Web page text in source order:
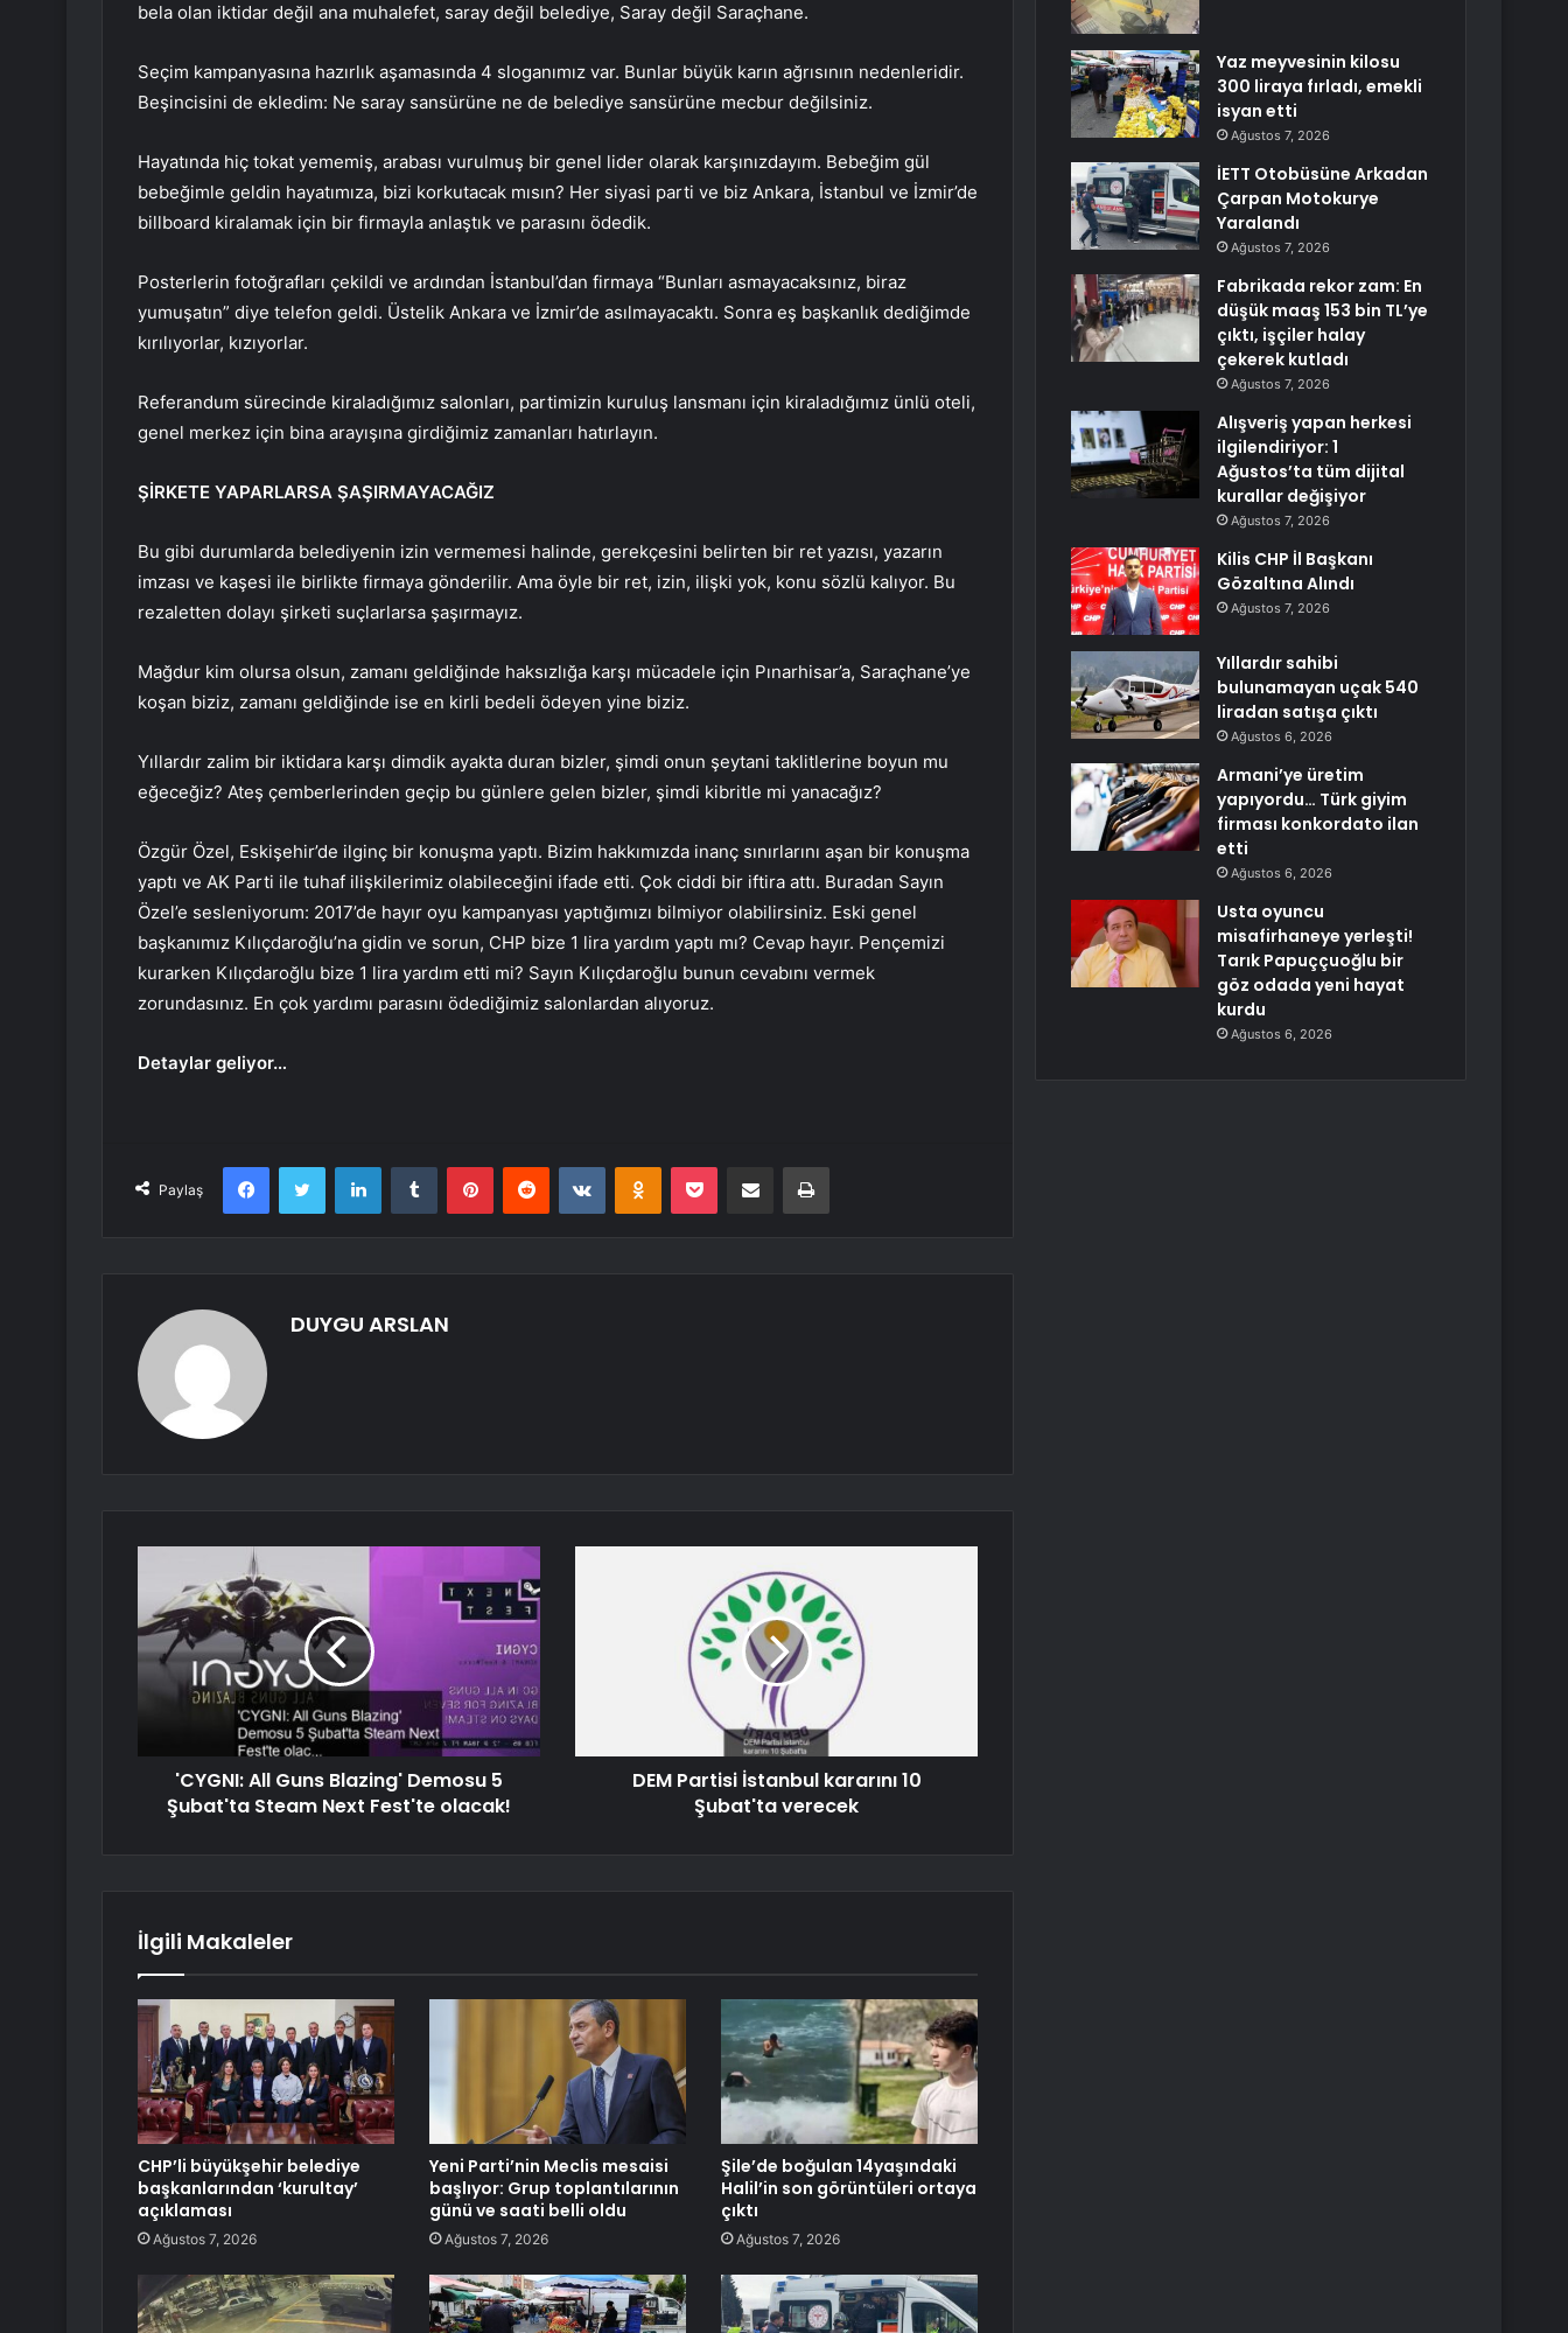
bela olan iktidar değil ana muhalefet, saray değil belediye, Saray değil Saraçhane.
Seçim kampanyasına hazırlık aşamasında 4 sloganımız var. Bunlar büyük karın ağrısının nedenleridir.
Beşincisini de ekledim: Ne saray sansürüne ne de belediye sansürüne mecbur değilsiniz.
Hayatında hiç tokat yememiş, arabası vurulmuş bir genel lider olarak karşınızdayım. Bebeğim gül
bebeğimle geldin hayatımıza, bizi korkutacak mısın? Her siyasi parti ve biz Ankara, İstanbul ve İzmir’de
billboard kiralamak için bir firmayla anlaştık ve parasını ödedik.
Posterlerin fotoğrafları çekildi ve ardından İstanbul’dan firmaya “Bunları asmayacaksınız, biraz
yumuşatın” diye telefon geldi. Üstelik Ankara ve İzmir’de asılmayacaktı. Sonra eş başkanlık dediğimde
kırılıyorlar, kızıyorlar.
Referandum sürecinde kiraladığımız salonları, partimizin kuruluş lansmanı için kiraladığımız ünlü oteli,
genel merkez için bina arayışına girdiğimiz zamanları hatırlayın.
ŞİRKETE YAPARLARSA ŞAŞIRMAYACAĞIZ
Bu gibi durumlarda belediyenin izin vermemesi halinde, gerekçesini belirten bir ret yazısı, yazarın
imzası ve kaşesi ile birlikte firmaya gönderilir. Ama öyle bir ret, izin, ilişki yok, konu sözlü kalıyor. Bu
rezaletten dolayı şirketi suçlarlarsa şaşırmayız.
Mağdur kim olursa olsun, zamanı geldiğinde haksızlığa karşı mücadele için Pınarhisar’a, Saraçhane’ye
koşan biziz, zamanı geldiğinde ise en kirli bedeli ödeyen yine biziz.
Yıllardır zalim bir iktidara karşı dimdik ayakta duran bizler, şimdi onun şeytani taklitlerine boyun mu
eğeceğiz? Ateş çemberlerinden geçip bu günlere gelen bizler, şimdi kibritle mi yanacağız?
Özgür Özel, Eskişehir’de ilginç bir konuşma yaptı. Bizim hakkımızda inanç sınırlarını aşan bir konuşma
yaptı ve AK Parti ile tuhaf ilişkilerimiz olabileceğini ifade etti. Çok ciddi bir iftira attı. Buradan Sayın
Özel’e sesleniyorum: 2017’de hayır oyu kampanyası yaptığımızı bilmiyor olabilirsiniz. Eski genel
başkanımız Kılıçdaroğlu’na gidin ve sorun, CHP bize 1 lira yardım yaptı mı? Cevap hayır. Pençemizi
kurarken Kılıçdaroğlu bize 1 lira yardım etti mi? Sayın Kılıçdaroğlu bunun cevabını vermek
zorundasınız. En çok yardımı parasını ödediğimiz salonlardan alıyoruz.
Detaylar geliyor…
Paylaş
FacebookTwitter LinkedInTumblr PinterestReddit VKontakteOdnoklassniki
Pocket E-Posta ile paylaş Yazdır
DUYGU ARSLAN
'CYGNI: All Guns Blazing' Demosu 5
Şubat'ta Steam Next Fest'te olacak!
DEM Partisi İstanbul kararını 10
Şubat'ta verecek
İlgili Makaleler
CHP’li büyükşehir belediye
başkanlarından ‘kurultay’
açıklaması
Ağustos 7, 2026
Yeni Parti’nin Meclis mesaisi
başlıyor: Grup toplantılarının
günü ve saati belli oldu
Ağustos 7, 2026
Şile’de boğulan 14yaşındaki
Halil’in son görüntüleri ortaya
çıktı
Ağustos 7, 2026
Yaz meyvesinin kilosu
300 liraya fırladı, emekli
isyan etti
Ağustos 7, 2026
İETT Otobüsüne Arkadan
Çarpan Motokurye
Yaralandı
Ağustos 7, 2026
Fabrikada rekor zam: En
düşük maaş 153 bin TL’ye
çıktı, işçiler halay
çekerek kutladı
Ağustos 7, 2026
Alışveriş yapan herkesi
ilgilendiriyor: 1
Ağustos’ta tüm dijital
kurallar değişiyor
Ağustos 7, 2026
Kilis CHP İl Başkanı
Gözaltına Alındı
Ağustos 7, 2026
Yıllardır sahibi
bulunamayan uçak 540
liradan satışa çıktı
Ağustos 6, 2026
Armani’ye üretim
yapıyordu… Türk giyim
firması konkordato ilan
etti
Ağustos 6, 2026
Usta oyuncu
misafirhaneye yerleşti!
Tarık Papuççuoğlu bir
göz odada yeni hayat
kurdu
Ağustos 6, 2026